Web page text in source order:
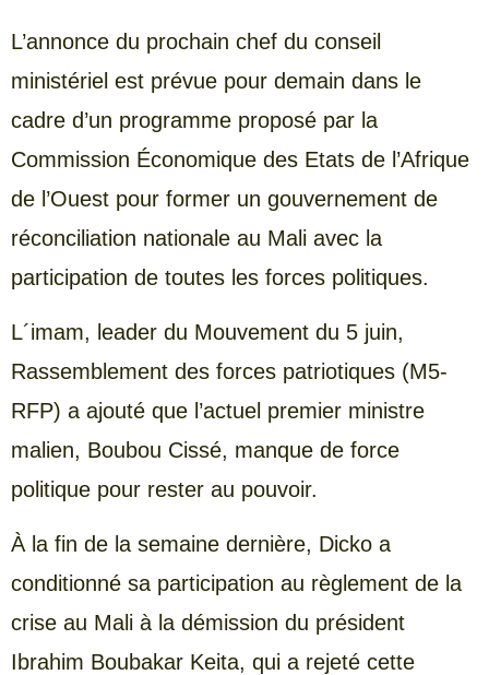
L’annonce du prochain chef du conseil
ministériel est prévue pour demain dans le
cadre d’un programme proposé par la
Commission Économique des Etats de l’Afrique
de l’Ouest pour former un gouvernement de
réconciliation nationale au Mali avec la
participation de toutes les forces politiques.
L´imam, leader du Mouvement du 5 juin,
Rassemblement des forces patriotiques (M5-
RFP) a ajouté que l’actuel premier ministre
malien, Boubou Cissé, manque de force
politique pour rester au pouvoir.
À la fin de la semaine dernière, Dicko a
conditionné sa participation au règlement de la
crise au Mali à la démission du président
Ibrahim Boubakar Keita, qui a rejeté cette